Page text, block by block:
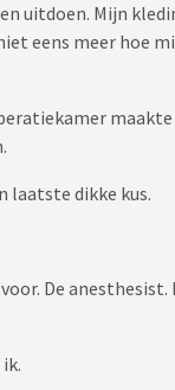
uitdoen. Mijn
eens meer hoe
laatste dikke kus.
De anesthesist.